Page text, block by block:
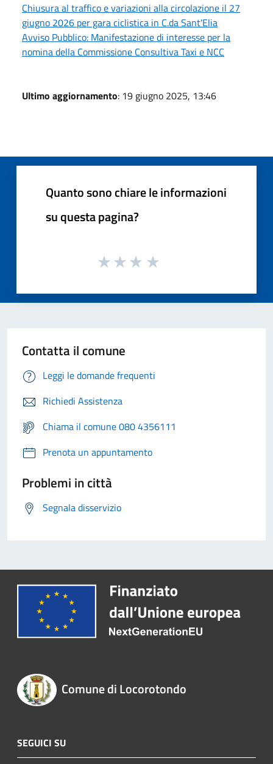
Chiusura al traffico e variazioni alla circolazione il 27
giugno 2026 per gara ciclistica in C.da Sant'Elia
Avviso Pubblico: Manifestazione di interesse per la
nomina della Commissione Consultiva Taxi e NCC
Ultimo aggiornamento: 19 giugno 2025, 13:46
Quanto sono chiare le informazioni
su questa pagina?
Contatta il comune
Leggi le domande frequenti
Richiedi Assistenza
Chiama il comune 080 4356111
Prenota un appuntamento
Problemi in città
Segnala disservizio
Comune di Locorotondo
SEGUICI SU